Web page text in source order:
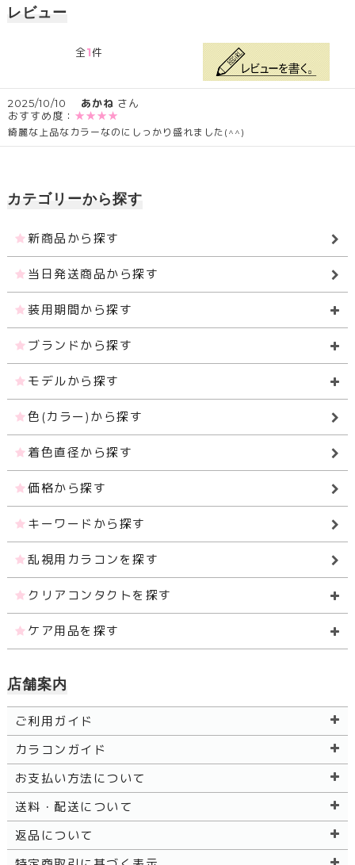
レビュー
全1件
2025/10/10 あかね さん
おすすめ度： ★★★★
綺麗な上品なカラーなのにしっかり盛れました(^^)
カテゴリーから探す
新商品から探す
当日発送商品から探す
装用期間から探す
ブランドから探す
モデルから探す
色(カラー)から探す
着色直径から探す
価格から探す
キーワードから探す
乱視用カラコンを探す
クリアコンタクトを探す
ケア用品を探す
店舗案内
ご利用ガイド
カラコンガイド
お支払い方法について
送料・配送について
返品について